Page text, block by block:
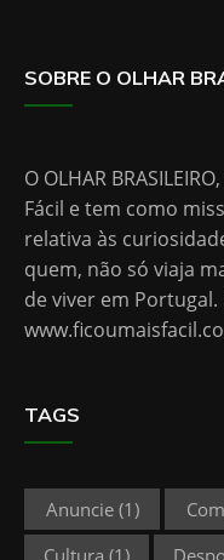
SOBRE O OLHAR
O OLHAR
Fácil e tem como
relativa às
quem, não só viaja
de viver em
TAGS
Anuncie(1)
Cultura (1)